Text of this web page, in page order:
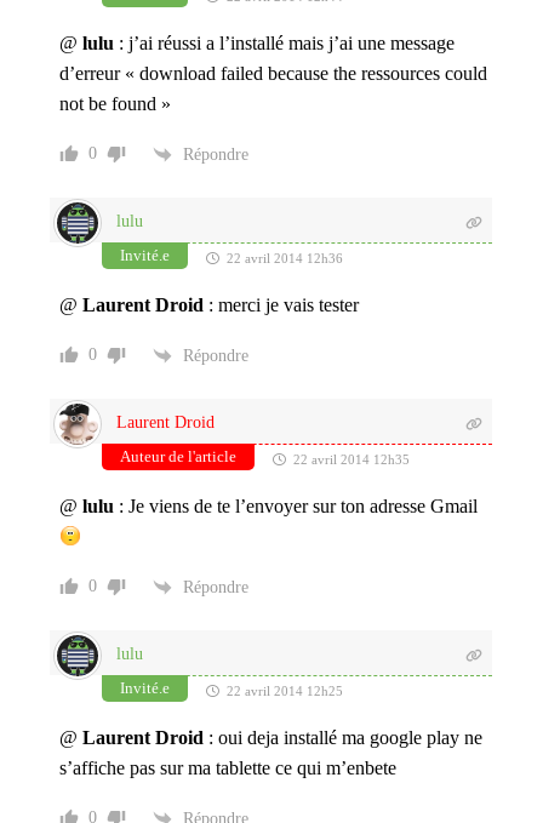
@ lulu : j’ai réussi a l’installé mais j’ai une message
d’erreur « download failed because the ressources could
not be found »
0 Répondre
lulu
Invité.e
22 avril 2014 12h36
@ Laurent Droid : merci je vais tester
0 Répondre
Laurent Droid
Auteur de l'article
22 avril 2014 12h35
@ lulu : Je viens de te l’envoyer sur ton adresse Gmail
0 Répondre
lulu
Invité.e
22 avril 2014 12h25
@ Laurent Droid : oui deja installé ma google play ne
s’affiche pas sur ma tablette ce qui m’enbete
0 Répondre